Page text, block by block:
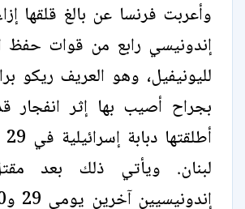
وأعربت فرنسا عن بالغ قلقها
إندونيسي رابع من قوات حفظ
لليونيفيل، وهو العريف ريكو
بجراح أصيب بها إثر انفجار